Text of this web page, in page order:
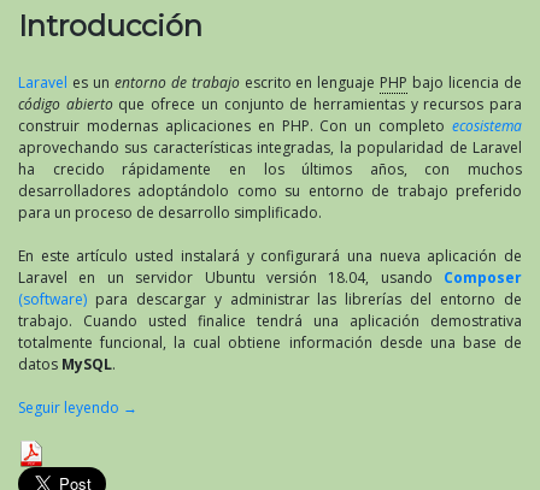
Introducción
Laravel es un entorno de trabajoescrito en lenguaje PHP bajo licencia de
código abierto que ofrece un conjunto de herramientas y recursos para
construir modernas aplicaciones en PHP. Con un completo ecosistema
aprovechando sus características integradas, la popularidad de Laravel
ha crecido rápidamente en los últimos años, con muchos
desarrolladores adoptándolo como su entorno de trabajo preferido
para un proceso de desarrollo simplificado.
En este artículo usted instalará y configurará una nueva aplicación de
Laravel en un servidor Ubuntu versión 18.04, usando Composer
(software) para descargar y administrar las librerías del entorno de
trabajo. Cuando usted finalice tendrá una aplicación demostrativa
totalmente funcional, la cual obtiene información desde una base de
datos MySQL.
Seguir leyendo →